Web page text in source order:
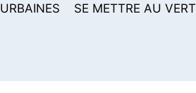
SE METTRE AU VERT